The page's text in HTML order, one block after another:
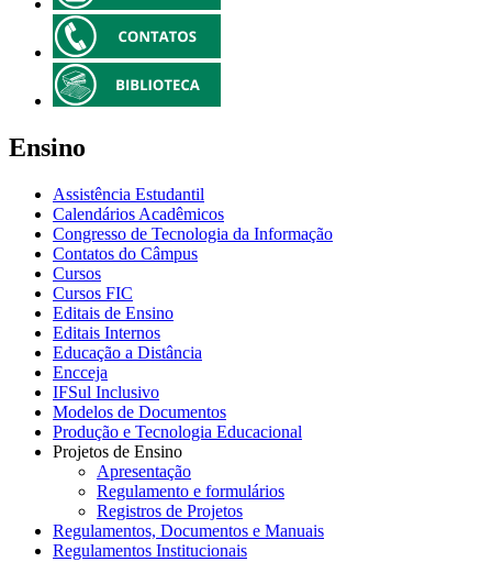
Ensino
Assistência Estudantil
Calendários Acadêmicos
Congresso de Tecnologia da Informação
Contatos do Câmpus
Cursos
Cursos FIC
Editais de Ensino
Editais Internos
Educação a Distância
Encceja
IFSul Inclusivo
Modelos de Documentos
Produção e Tecnologia Educacional
Projetos de Ensino
Apresentação
Regulamento e formulários
Registros de Projetos
Regulamentos, Documentos e Manuais
Regulamentos Institucionais